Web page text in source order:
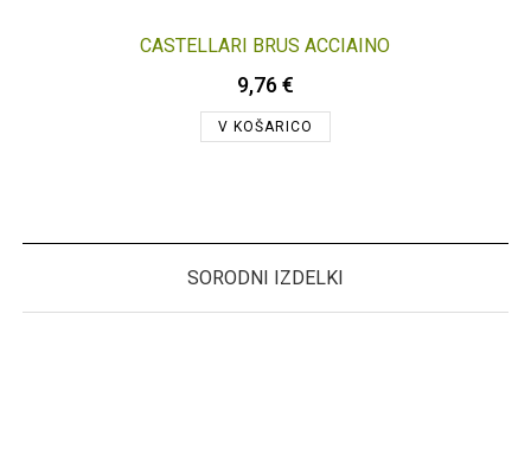
CASTELLARI BRUS ACCIAINO
9,76 €
V KOŠARICO
SORODNI IZDELKI